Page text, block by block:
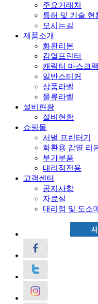
주요거래처
특허 및 기술 현
오시는길
제품소개
화환리본
감열프린터
캐릭터 마스크팩
일반스티커
상품라벨
물류라벨
설비현황
설비현황
쇼핑몰
서멀 프린터기
화환용 감열 리
부가부품
대리점전용
고객센터
공지사항
자료실
대리점 및 도소